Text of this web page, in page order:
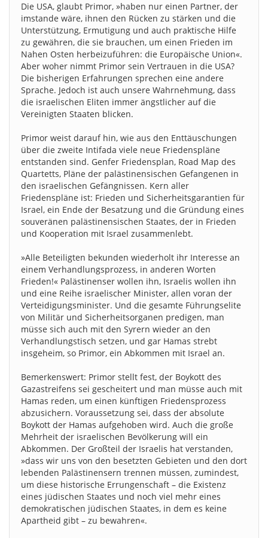
Die USA, glaubt Primor, »haben nur einen Partner, der
imstande wäre, ihnen den Rücken zu stärken und die
Unterstützung, Ermutigung und auch praktische Hilfe
zu gewähren, die sie brauchen, um einen Frieden im
Nahen Osten herbeizuführen: die Europäische Union«.
Aber woher nimmt Primor sein Vertrauen in die USA?
Die bisherigen Erfahrungen sprechen eine andere
Sprache. Jedoch ist auch unsere Wahrnehmung, dass
die israelischen Eliten immer ängstlicher auf die
Vereinigten Staaten blicken.
Primor weist darauf hin, wie aus den Enttäuschungen
über die zweite Intifada viele neue Friedenspläne
entstanden sind. Genfer Friedensplan, Road Map des
Quartetts, Pläne der palästinensischen Gefangenen in
den israelischen Gefängnissen. Kern aller
Friedenspläne ist: Frieden und Sicherheitsgarantien für
Israel, ein Ende der Besatzung und die Gründung eines
souveränen palästinensischen Staates, der in Frieden
und Kooperation mit Israel zusammenlebt.
»Alle Beteiligten bekunden wiederholt ihr Interesse an
einem Verhandlungsprozess, in anderen Worten
Frieden!« Palästinenser wollen ihn, Israelis wollen ihn
und eine Reihe israelischer Minister, allen voran der
Verteidigungsminister. Und die gesamte Führungselite
von Militär und Sicherheitsorganen predigen, man
müsse sich auch mit den Syrern wieder an den
Verhandlungstisch setzen, und gar Hamas strebt
insgeheim, so Primor, ein Abkommen mit Israel an.
Bemerkenswert: Primor stellt fest, der Boykott des
Gazastreifens sei gescheitert und man müsse auch mit
Hamas reden, um einen künftigen Friedensprozess
abzusichern. Voraussetzung sei, dass der absolute
Boykott der Hamas aufgehoben wird. Auch die große
Mehrheit der israelischen Bevölkerung will ein
Abkommen. Der Großteil der Israelis hat verstanden,
»dass wir uns von den besetzten Gebieten und den dort
lebenden Palästinensern trennen müssen, zumindest,
um diese historische Errungenschaft – die Existenz
eines jüdischen Staates und noch viel mehr eines
demokratischen jüdischen Staates, in dem es keine
Apartheid gibt – zu bewahren«.